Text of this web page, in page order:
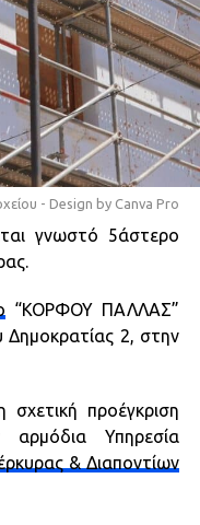
- Design by Canva Pro
γνωστό 5άστερο
“ΚΟΡΦΟΥ ΠΑΛΛΑΣ”
Δημοκρατίας 2, στην
προέγκριση
αρμόδια Υπηρεσία
& Διαποντίων